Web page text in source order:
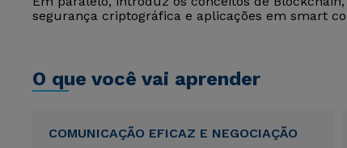
segurança criptográfica e aplicações em smart
O que você vai aprender
COMUNICAÇÃO EFICAZ E NEGOCIAÇÃO